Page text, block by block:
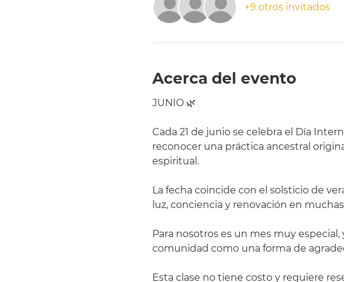
+9 otros invitados
Acerca del evento
JUNIO 🌿
Cada 21 de junio se celebra el Día
reconocer una práctica ancestral
espiritual.
La fecha coincide con el solsticio de
luz, conciencia y renovación en
Para nosotros es un mes muy
comunidad como una forma de
Esta clase no tiene costo y requiere